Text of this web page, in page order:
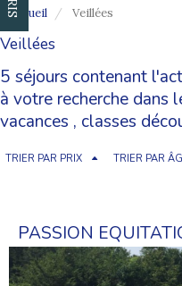
Accueil Veillées
Veillées
5 séjours contenant
à votre recherche dans
vacances , classes
TRIER PAR PRIX TRIER PAR
PASSION